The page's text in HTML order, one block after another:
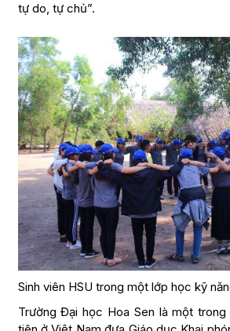
tự do, tự chủ”.
Sinh viên HSU trong một lớp học kỹ
Trường Đại học Hoa Sen là một trong